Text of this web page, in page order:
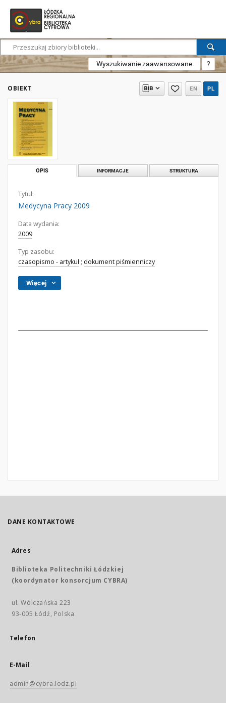
Wyszukiwanie zaawansowane ?
OBIEKT EN PL
OPIS INFORMACJE STRUKTURA
Tytuł:
Medycyna Pracy 2009
Data wydania:
2009
Typ zasobu:
czasopismo - artykuł ; dokument piśmienniczy
Więcej
DANE KONTAKTOWE
Adres
Biblioteka Politechniki Łódzkiej
(koordynator konsorcjum CYBRA)
ul. Wólczańska 223
93-005 Łódź, Polska
Telefon
E-Mail
admin@cybra.lodz.pl